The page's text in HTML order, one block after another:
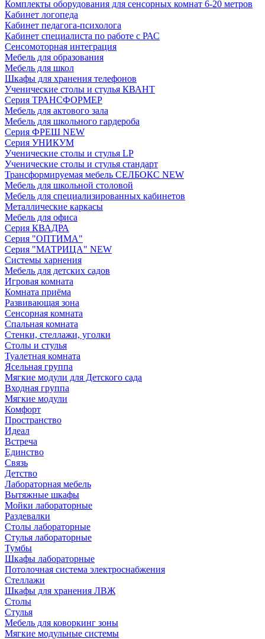
Комплекты оборудования для сенсорных комнат 6-20 метров
Кабинет логопеда
Кабинет педагога-психолога
Кабинет специалиста по работе с РАС
Сенсомоторная интеграция
Мебель для образования
Мебель для школ
Шкафы для хранения телефонов
Ученические столы и стулья КВАНТ
Серия ТРАНСФОРМЕР
Мебель для актового зала
Мебель для школьного гардероба
Серия ФРЕШ NEW
Серия УНИКУМ
Ученические столы и стулья LP
Ученические столы и стулья стандарт
Трансформируемая мебель СЕЛБОКС NEW
Мебель для школьной столовой
Мебель для специализированных кабинетов
Металлические каркасы
Мебель для офиса
Серия КВАДРА
Серия "ОПТИМА"
Серия "МАТРИЦА" NEW
Системы харнения
Мебель для детских садов
Игровая комната
Комната приёма
Развивающая зона
Сенсорная комната
Спальная комната
Стенки, стеллажи, уголки
Столы и стулья
Туалетная комната
Ясельная группа
Мягкие модули для Детского сада
Входная группа
Мягкие модули
Комфорт
Пространство
Идеал
Встреча
Единство
Связь
Детство
Лабораторная мебель
Вытяжные шкафы
Мойки лабораторные
Раздевалки
Столы лабораторные
Стулья лабораторные
Тумбы
Шкафы лабораторные
Потолочная система электроснабжения
Стеллажи
Шкафы для хранения ЛВЖ
Столы
Стулья
Мебель для коворкинг зоны
Мягкие модульные системы